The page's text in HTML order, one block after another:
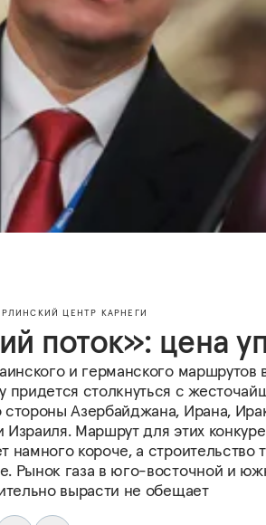
ЦЕНТР КАРНЕГИ
поток»: цена
и германского маршрутов
придется столкнуться с
стороны Азербайджана, Ирана,
Маршрут для этих
намного короче, а строительство
Рынок газа в юго-восточной и
вырасти не обещает